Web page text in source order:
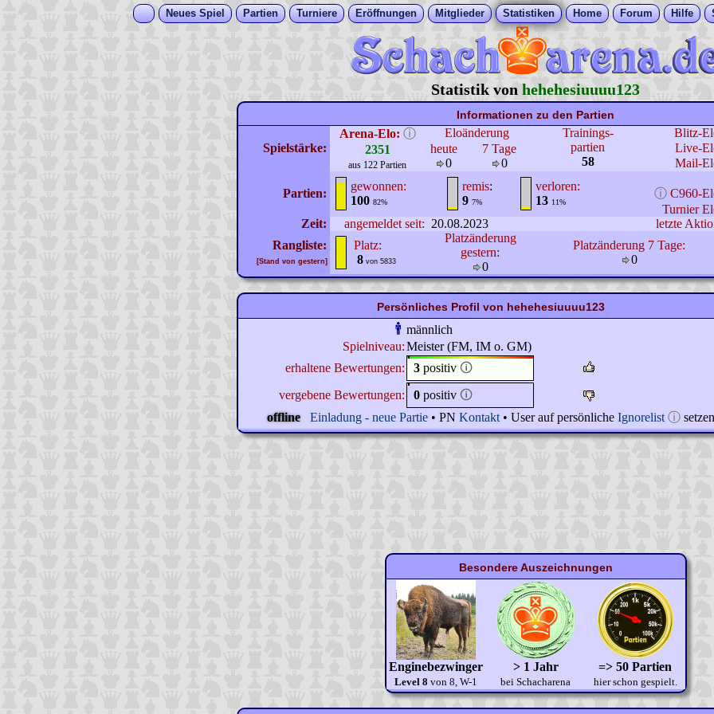
Neues Spiel Partien Turniere Eröffnungen Mitglieder Statistiken Home Forum Hilfe
Statistik von hehehesiuuuu123
Informationen zu den Partien
Spielstärke:
Arena-Elo: ⓘ
2351
aus 122 Partien
Eloänderung
Trainings-
partien
58
Blitz-
heute
0
7 Tage
0
Live-
Mail-
Partien:
gewonnen:
100 82%
remis:
9 7%
verloren:
13 11%
ⓘ C960-
Turnier
Zeit:
angemeldet seit: 20.08.2023
letzte
Rangliste:
[Stand von gestern]
Platz:
8 von 5833
Platzänderung
gestern:
0
Platzänderung 7 Tage:
0
Persönliches Profil von hehehesiuuuu123
männlich
Spielniveau:Meister (FM, IM o. GM)
erhaltene Bewertungen:
3 positiv 🛈
vergebene Bewertungen:
0 positiv 🛈
offline
Einladung - neue Partie • PN Kontakt • User auf persönliche Ignorelist ⓘ setzen
Besondere Auszeichnungen
Enginebezwinger
Level 8 von 8, W-1
> 1 Jahr
bei Schacharena
=> 50 Partien
hier schon gespielt.